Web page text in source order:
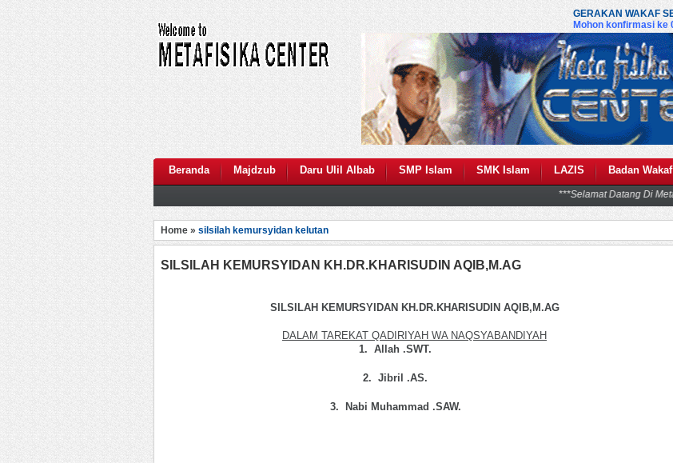
GERAKAN WAKAF SEJUTA
Mohon konfirmasi ke
Beranda Majdzub Daru Ulil Albab SMP Islam SMK Islam LAZIS Badan Wakaf
Home » silsilah kemursyidan kelutan
SILSILAH KEMURSYIDAN KH.DR.KHARISUDIN AQIB,M.AG
SILSILAH KEMURSYIDAN KH.DR.KHARISUDIN AQIB,M.AG
DALAM TAREKAT QADIRIYAH WA NAQSYABANDIYAH
1. Allah .SWT.
2. Jibril .AS.
3. Nabi Muhammad .SAW.